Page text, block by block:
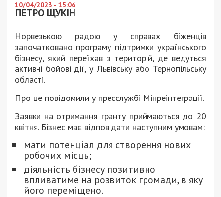
10/04/2023 - 15:06
ПЕТРО ЩУКІН
Норвезькою радою у справах біженців
започатковано програму підтримки українського
бізнесу, який переїхав з територій, де ведуться
активні бойові дії, у Львівську або Тернопільську
області.
Про це повідомили у пресслужбі Мінреінтеграції.
Заявки на отримання гранту приймаються до 20
квітня. Бізнес має відповідати наступним умовам:
мати потенціал для створення нових
робочих місць;
діяльність бізнесу позитивно
впливатиме на розвиток громади, в яку
його переміщено.